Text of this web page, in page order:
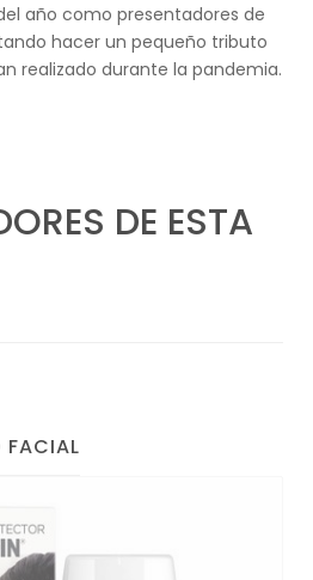
año como presentadores de
hacer un pequeño tributo
realizado durante la pandemia.
DE ESTA
FACIAL